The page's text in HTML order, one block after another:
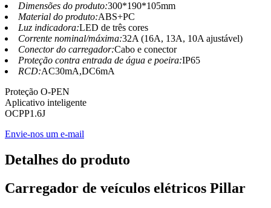
Dimensões do produto:300*190*105mm
Material do produto:ABS+PC
Luz indicadora:LED de três cores
Corrente nominal/máxima:32A (16A, 13A, 10A ajustável)
Conector do carregador:Cabo e conector
Proteção contra entrada de água e poeira:IP65
RCD:AC30mA,DC6mA
Proteção O-PEN
Aplicativo inteligente
OCPP1.6J
Envie-nos um e-mail
Detalhes do produto
Carregador de veículos elétricos Pillar